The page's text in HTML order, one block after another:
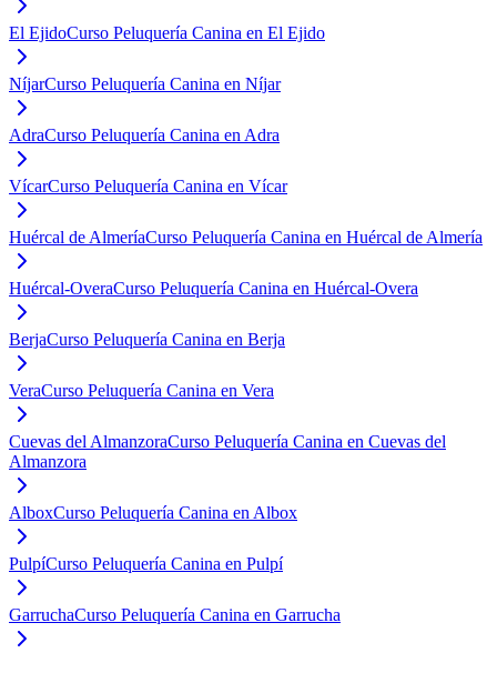
El EjidoCurso Peluquería Canina en El Ejido
NíjarCurso Peluquería Canina en Níjar
AdraCurso Peluquería Canina en Adra
VícarCurso Peluquería Canina en Vícar
Huércal de AlmeríaCurso Peluquería Canina en Huércal de Almería
Huércal-OveraCurso Peluquería Canina en Huércal-Overa
BerjaCurso Peluquería Canina en Berja
VeraCurso Peluquería Canina en Vera
Cuevas del AlmanzoraCurso Peluquería Canina en Cuevas del
Almanzora
AlboxCurso Peluquería Canina en Albox
PulpíCurso Peluquería Canina en Pulpí
GarruchaCurso Peluquería Canina en Garrucha